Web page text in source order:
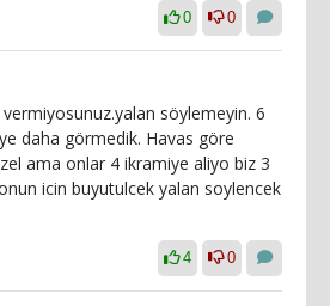
0 0
söylemeyin. 6
daha görmedik. Havas göre
ama onlar 4 ikramiye aliyo biz 3
icin buyutulcek yalan soylencek
4 0